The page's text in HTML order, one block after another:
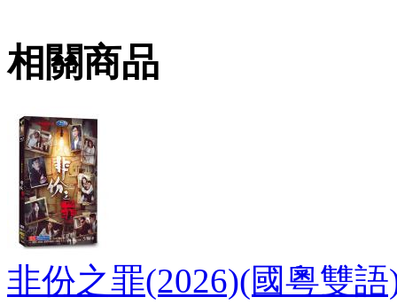
相關商品
非份之罪(2026)(國粵雙